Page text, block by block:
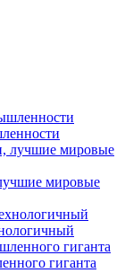
мировые
гиганта